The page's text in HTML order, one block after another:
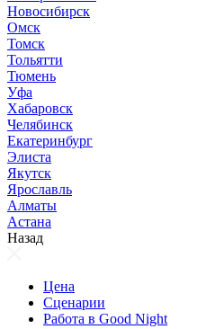
Новосибирск
Омск
Томск
Тольятти
Тюмень
Уфа
Хабаровск
Челябинск
Екатеринбург
Элиста
Якутск
Ярославль
Алматы
Астана
Назад
Цена
Сценарии
Работа в Good Night